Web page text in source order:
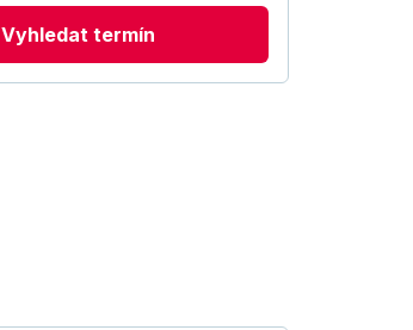
Vyhledat termín